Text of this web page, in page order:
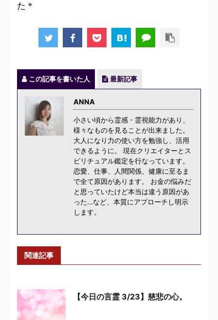
た＊
この記事を書いた人 最新記事
ANNA
小さい頃から霊感・霊視能力があり、
様々なものを見ることが出来ました。
大人になり力の使い方を勉強し、活用
できるように。 現在クリエイターとス
ピリチュアル鑑定を行なっています。
恋愛、仕事、人間関係、健康に至るま
で全て原因があります。 お金の悩みだ
と思っていたけど本当は違う原因があ
った…など、本質にアプローチし明示
します。
関連記事
【今日の言霊 3/23】慈悲の心。